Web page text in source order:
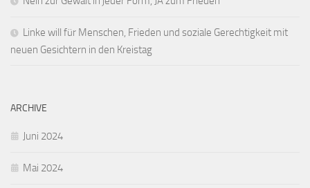
Linke will für Menschen, Frieden und soziale Gerechtigkeit mit
neuen Gesichtern in den Kreistag
ARCHIVE
Juni 2024
Mai 2024